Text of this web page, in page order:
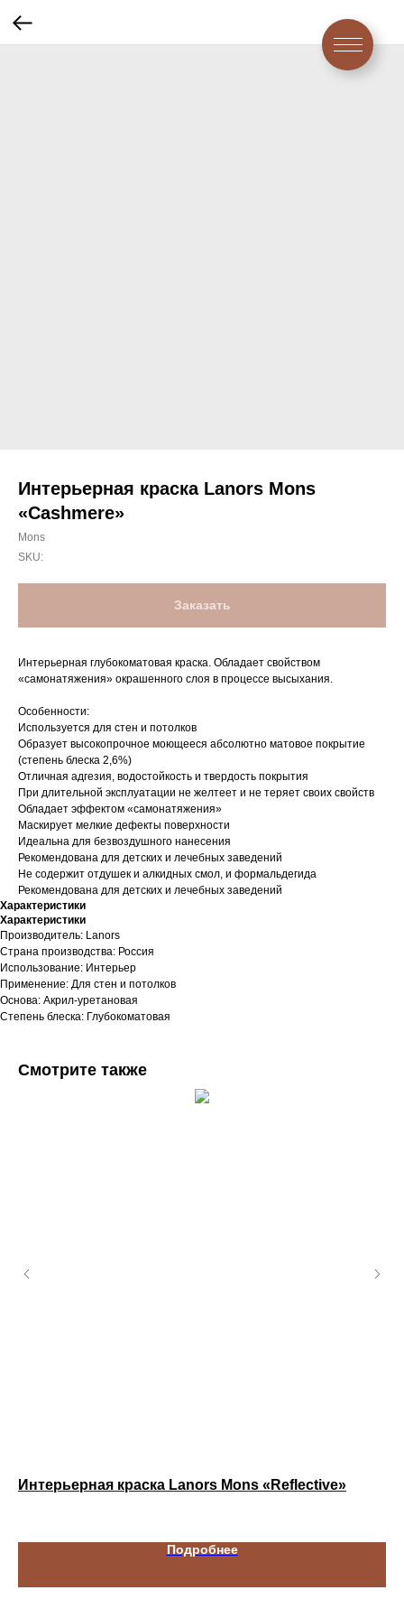
Интерьерная краска Lanors Mons
«Cashmere»
Mons
SKU:
Заказать
Интерьерная глубокоматовая краска. Обладает свойством
«самонатяжения» окрашенного слоя в процессе высыхания.
Особенности:
Используется для стен и потолков
Образует высокопрочное моющееся абсолютно матовое покрытие
(степень блеска 2,6%)
Отличная адгезия, водостойкость и твердость покрытия
При длительной эксплуатации не желтеет и не теряет своих свойств
Обладает эффектом «самонатяжения»
Маскирует мелкие дефекты поверхности
Идеальна для безвоздушного нанесения
Рекомендована для детских и лечебных заведений
Не содержит отдушек и алкидных смол, и формальдегида
Рекомендована для детских и лечебных заведений
Характеристики
Характеристики
Производитель: Lanors
Страна производства: Россия
Использование: Интерьер
Применение: Для стен и потолков
Основа: Акрил-уретановая
Степень блеска: Глубокоматовая
Смотрите также
Интерьерная краска Lanors Mons «Reflective»
Подробнее